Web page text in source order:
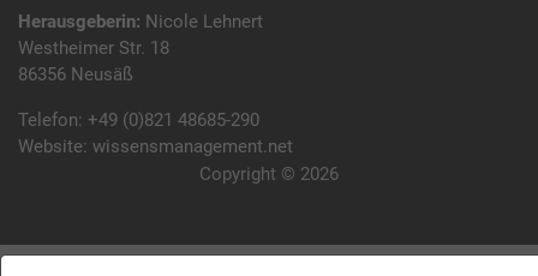
Herausgeberin: Nicole Lehnert
Westheimer Str. 18
86356 Neusäß
Telefon: +49 (0)821 48685-290
Website: wissensmanagement.net
Copyright © 2026